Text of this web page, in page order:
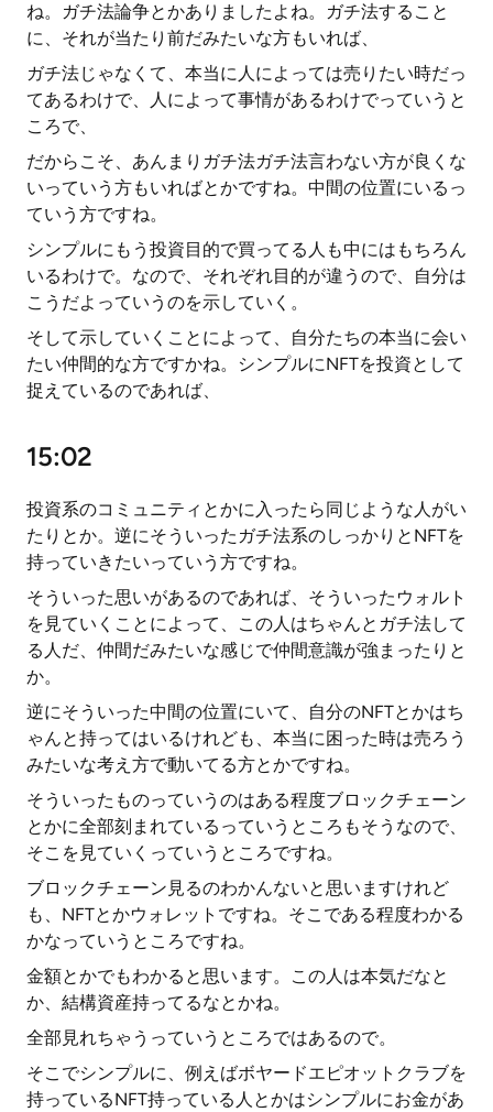
ね。ガチ法論争とかありましたよね。ガチ法すること
に、それが当たり前だみたいな方もいれば、
ガチ法じゃなくて、本当に人によっては売りたい時だっ
てあるわけで、人によって事情があるわけでっていうと
ころで、
だからこそ、あんまりガチ法ガチ法言わない方が良くな
いっていう方もいればとかですね。中間の位置にいるっ
ていう方ですね。
シンプルにもう投資目的で買ってる人も中にはもちろん
いるわけで。なので、それぞれ目的が違うので、自分は
こうだよっていうのを示していく。
そして示していくことによって、自分たちの本当に会い
たい仲間的な方ですかね。シンプルにNFTを投資として
捉えているのであれば、
15:02
投資系のコミュニティとかに入ったら同じような人がい
たりとか。逆にそういったガチ法系のしっかりとNFTを
持っていきたいっていう方ですね。
そういった思いがあるのであれば、そういったウォルト
を見ていくことによって、この人はちゃんとガチ法して
る人だ、仲間だみたいな感じで仲間意識が強まったりと
か。
逆にそういった中間の位置にいて、自分のNFTとかはち
ゃんと持ってはいるけれども、本当に困った時は売ろう
みたいな考え方で動いてる方とかですね。
そういったものっていうのはある程度ブロックチェーン
とかに全部刻まれているっていうところもそうなので、
そこを見ていくっていうところですね。
ブロックチェーン見るのわかんないと思いますけれど
も、NFTとかウォレットですね。そこである程度わかる
かなっていうところですね。
金額とかでもわかると思います。この人は本気だなと
か、結構資産持ってるなとかね。
全部見れちゃうっていうところではあるので。
そこでシンプルに、例えばボヤードエピオットクラブを
持っているNFT持っている人とかはシンプルにお金があ